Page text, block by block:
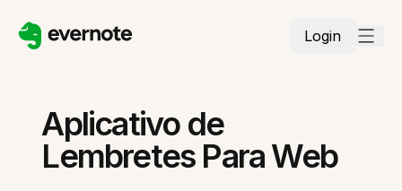
Login
Aplicativo de
Lembretes Para Web